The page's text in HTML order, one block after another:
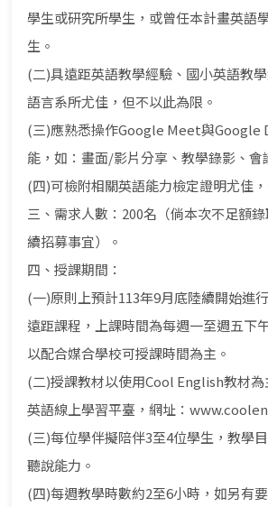
學生或研究所學生，或曾任本計畫英語
生。
(二)具遠距英語教學經驗、國小英語教
語言系所尤佳，但不以此為限。
(三)應熟悉操作Google Meet與Google
能，如：畫面/影片分享、教學錄影、會
(四)可檢附相關英語能力檢定證明尤佳
三、需求人數：200名（倘本次不足額
續招募事宜）。
四、授課期間：
(一)原則上預計113年9月底陸續開始進
遠距課程，上課時間為每週一至週五下
以配合媒合學校可授課時間為主。
(二)授課教材以使用Cool English教材
英語線上學習平臺，網址：
(三)每位學伴擬陪伴3至4位學生，教學
聽說能力。
(四)每週教學時數約2至6小時，如另有